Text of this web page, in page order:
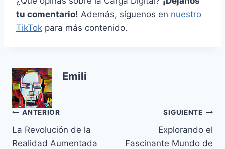
tu comentario! Además, síguenos en nuestro
TikTok para más contenido.
Emili
Navegación
de
ANTERIOR
La Revolución de la
Realidad Aumentada
SIGUIENTE
Explorando el
Fascinante Mundo de